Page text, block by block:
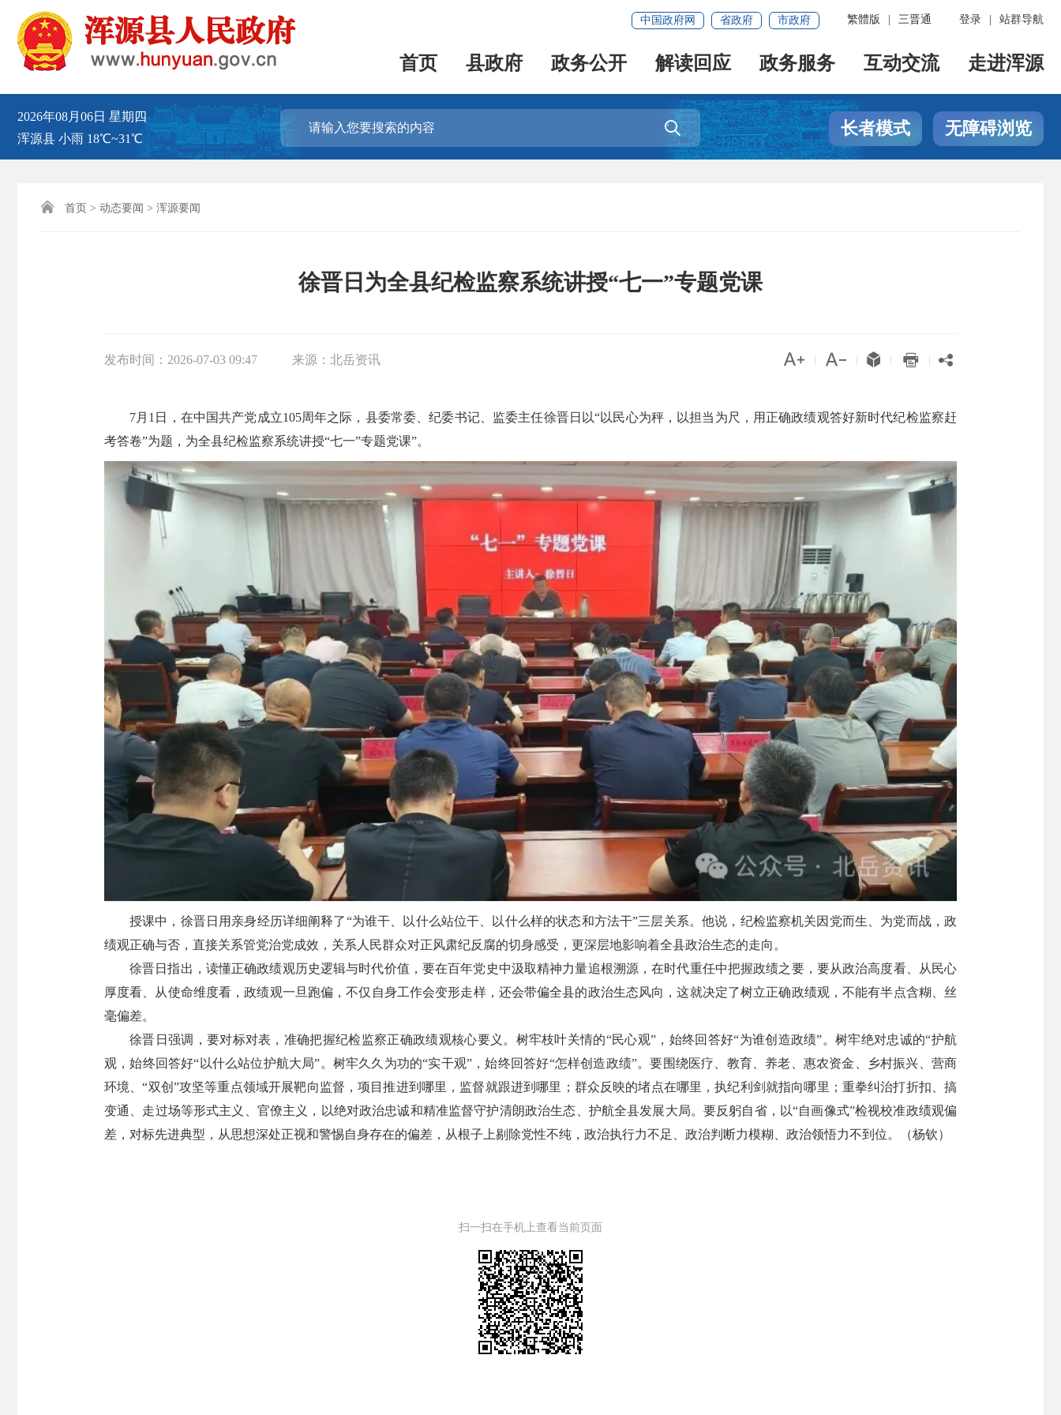
登录 站群导航
繁體版 三晋通
中国政府网 省政府 市政府
首页 县政府 政务公开 解读回应 政务服务 互动交流 走进浑源
2026年08月06日 星期四
浑源县 小雨 18℃~31℃
 长者模式 无障碍浏览
 首页 > 动态要闻 > 浑源要闻
徐晋日为全县纪检监察系统讲授“七一”专题党课
发布时间： 2026-07-03 09:47 来源： 北岳资讯     
7月1日，在中国共产党成立105周年之际，县委常委、纪委书记、监委主任徐晋日以“以民心为秤，以担当为尺，用正确政绩观答好新时代纪检监察赶
考答卷”为题，为全县纪检监察系统讲授“七一”专题党课”。
授课中，徐晋日用亲身经历详细阐释了“为谁干、以什么站位干、以什么样的状态和方法干”三层关系。他说，纪检监察机关因党而生、为党而战，政
绩观正确与否，直接关系管党治党成效，关系人民群众对正风肃纪反腐的切身感受，更深层地影响着全县政治生态的走向。
徐晋日指出，读懂正确政绩观历史逻辑与时代价值，要在百年党史中汲取精神力量追根溯源，在时代重任中把握政绩之要，要从政治高度看、从民心
厚度看、从使命维度看，政绩观一旦跑偏，不仅自身工作会变形走样，还会带偏全县的政治生态风向，这就决定了树立正确政绩观，不能有半点含糊、丝
毫偏差。
徐晋日强调，要对标对表，准确把握纪检监察正确政绩观核心要义。树牢枝叶关情的“民心观”，始终回答好“为谁创造政绩”。树牢绝对忠诚的“护航
观，始终回答好“以什么站位护航大局”。树牢久久为功的“实干观”，始终回答好“怎样创造政绩”。要围绕医疗、教育、养老、惠农资金、乡村振兴、营商
环境、“双创”攻坚等重点领域开展靶向监督，项目推进到哪里，监督就跟进到哪里；群众反映的堵点在哪里，执纪利剑就指向哪里；重拳纠治打折扣、搞
变通、走过场等形式主义、官僚主义，以绝对政治忠诚和精准监督守护清朗政治生态、护航全县发展大局。要反躬自省，以“自画像式”检视校准政绩观偏
差，对标先进典型，从思想深处正视和警惕自身存在的偏差，从根子上剔除党性不纯，政治执行力不足、政治判断力模糊、政治领悟力不到位。（杨钦）
扫一扫在手机上查看当前页面